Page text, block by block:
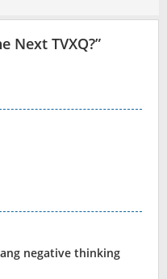
Next TVXQ?”
negative thinking